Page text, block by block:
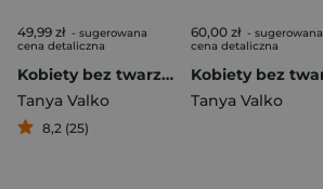
49,99 zł - sugerowana
cena detaliczna
Kobiety bez twarzy. Blady strach
Tanya Valko
8,2 (25)
60,00 zł - sugerowana
cena detaliczna
Tanya Valko